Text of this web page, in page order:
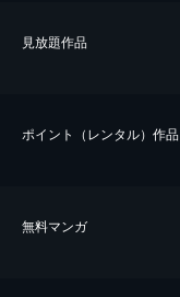
⾒放題作品
ポイント（レンタル）作品
無料マンガ